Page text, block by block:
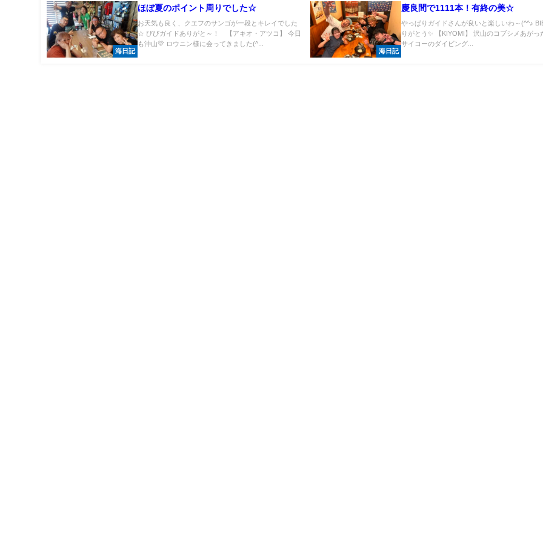
海日記
ほぼ夏のポイント周りでした☆
お天気も良く、クエフのサンゴが一段とキレイでした
☆ びびガイドありがと～！ 【アキオ・アツコ】 今日
も沖山💛 ロウニン様に会ってきました(^...
海日記
慶良間で1111本！有終の美☆
やっぱりガイドさんが良いと楽しいわ～(^^♪
りがとう✨ 【KIYOMI】 沢山のコブシメあがっ
サイコーのダイビング...